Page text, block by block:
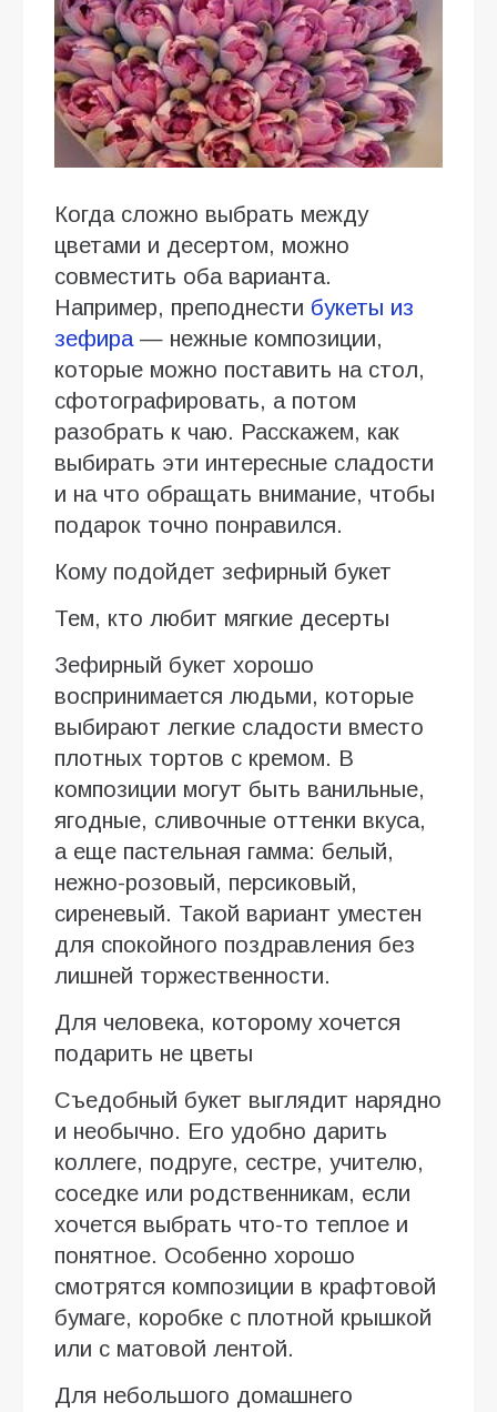
Когда сложно выбрать между
цветами и десертом, можно
совместить оба варианта.
Например, преподнести букеты из
зефира— нежные композиции,
которые можно поставить на стол,
сфотографировать, а потом
разобрать к чаю. Расскажем, как
выбирать эти интересные сладости
и на что обращать внимание, чтобы
подарок точно понравился.
Кому подойдет зефирный букет
Тем, кто любит мягкие десерты
Зефирный букет хорошо
воспринимается людьми, которые
выбирают легкие сладости вместо
плотных тортов с кремом. В
композиции могут быть ванильные,
ягодные, сливочные оттенки вкуса,
а еще пастельная гамма: белый,
нежно-розовый, персиковый,
сиреневый. Такой вариант уместен
для спокойного поздравления без
лишней торжественности.
Для человека, которому хочется
подарить не цветы
Съедобный букет выглядит нарядно
и необычно. Его удобно дарить
коллеге, подруге, сестре, учителю,
соседке или родственникам, если
хочется выбрать что-то теплое и
понятное. Особенно хорошо
смотрятся композиции в крафтовой
бумаге, коробке с плотной крышкой
или с матовой лентой.
Для небольшого домашнего